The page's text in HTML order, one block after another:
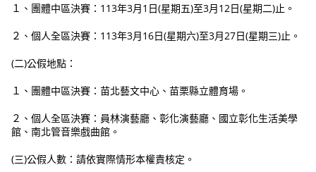
１、團體中區決賽：113年3月1日(星期五)至3月12日(星期二)止。
２、個人全區決賽：113年3月16日(星期六)至3月27日(星期三)止。
(二)公假地點：
１、團體中區決賽：苗北藝文中心、苗栗縣立體育場。
２、個人全區決賽：員林演藝廳、彰化演藝廳、國立彰化生活美學
館、南北管音樂戲曲館。
(三)公假人數：請依實際情形本權責核定。